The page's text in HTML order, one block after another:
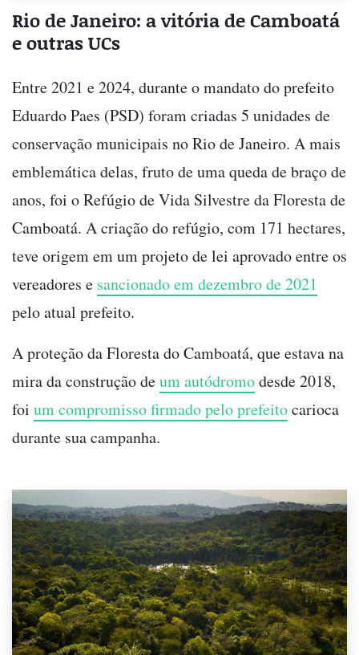
Rio de Janeiro: a vitória de Camboatá
e outras UCs
Entre 2021 e 2024, durante o mandato do prefeito
Eduardo Paes (PSD) foram criadas 5 unidades de
conservação municipais no Rio de Janeiro. A mais
emblemática delas, fruto de uma queda de braço de
anos, foi o Refúgio de Vida Silvestre da Floresta de
Camboatá. A criação do refúgio, com 171 hectares,
teve origem em um projeto de lei aprovado entre os
vereadores e sancionado em dezembro de 2021
pelo atual prefeito.
A proteção da Floresta do Camboatá, que estava na
mira da construção deum autódromodesde 2018,
foi um compromisso firmado pelo prefeitocarioca
durante sua campanha.